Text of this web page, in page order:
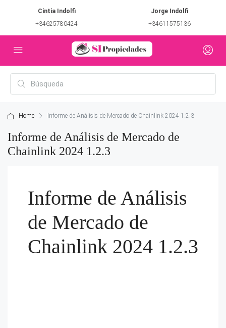
Cintia Indolfi
+34625780424
Jorge Indolfi
+34611575136
Home Informe de Análisis de Mercado de Chainlink 2024 1.2.3
Informe de Análisis de Mercado de
Chainlink 2024 1.2.3
Informe de Análisis
de Mercado de
Chainlink 2024 1.2.3